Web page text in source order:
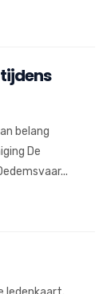
belang
De